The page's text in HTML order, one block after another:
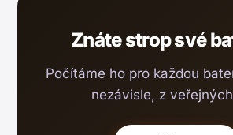
Znáte strop své
Počítáme ho pro každou
nezávisle, z